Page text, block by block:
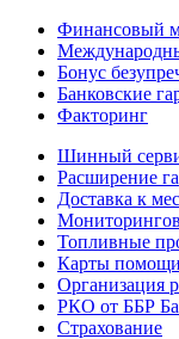
Финансовый
Бонус
Банковские
Факторинг
Шинный
Расширение
Доставка к
Топливные
Карты помощи
Организация
РКО от ББР
Страхование